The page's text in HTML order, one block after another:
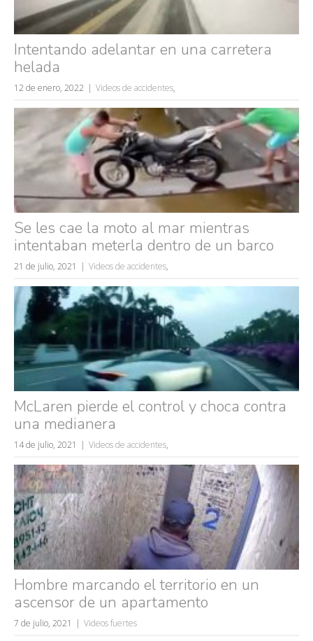
Búsquedas populares
mujeres guapas
volver a nacer
accidentes
rusos
caídas
fails
Intentando adelantar en una carretera
helada
12 de enero, 2022 Videos de accidentes,
Se les cae la moto al mar mientras
intentaban meterla dentro de un barco
21 de julio, 2021 Videos de accidentes,
McLaren pierde el control y choca contra
una medianera
14 de julio, 2021 Videos de accidentes,
Hombre marcando el territorio en un
ascensor de un apartamento
7 de julio, 2021 Videos fuertes